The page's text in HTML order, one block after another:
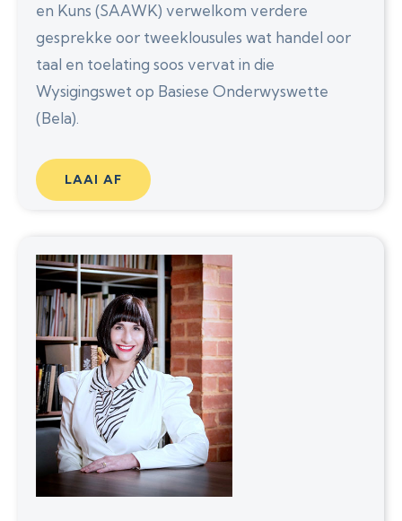
en Kuns (SAAWK) verwelkom verdere
gesprekke oor tweeklousules wat handel oor
taal en toelating soos vervat in die
Wysigingswet op Basiese Onderwyswette
(Bela).
LAAI AF